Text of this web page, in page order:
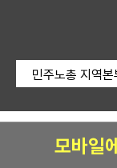
민주노총 지역
모바일